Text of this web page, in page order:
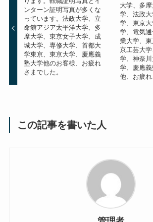
ンターン証明写真が多くな
っています。法政大学、立
命館アジア太平洋大学、多
摩大学、東京女子大学、成
城大学、専修大学、首都大
学東京、東京大学、慶應義
塾大学他のお客様、お疲れ
さまでした。
大学、多
学、法政
学、東京
学、電気
業大学、
京工芸大
学、神奈
学、慶應
他、お疲れ
この記事を書いた人